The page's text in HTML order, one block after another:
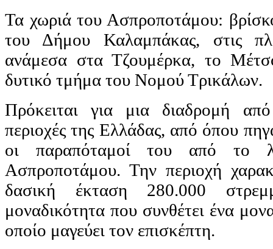
Τα χωριά του Ασπροποτάμου:
του Δήμου Καλαμπάκας, στις
ανάμεσα στα Τζουμέρκα, το
δυτικό τμήμα του Νομού Τρικάλων.
Πρόκειται για μια διαδρομή από
περιοχές της Ελλάδας, από όπου
οι παραπόταμοί του από το
Ασπροποτάμου. Την περιοχή
δασική έκταση 280.000
μοναδικότητα που συνθέτει ένα
οποίο μαγεύει τον επισκέπτη.